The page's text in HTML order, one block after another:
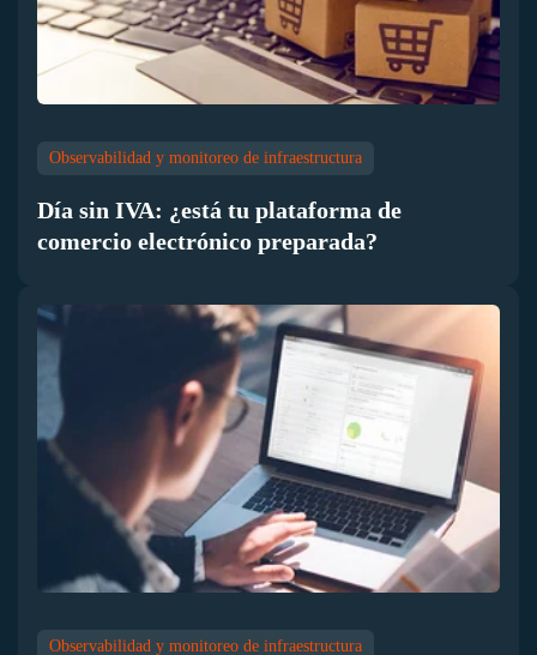
Observabilidad y monitoreo de infraestructura
Día sin IVA: ¿está tu plataforma de
comercio electrónico preparada?
Observabilidad y monitoreo de infraestructura